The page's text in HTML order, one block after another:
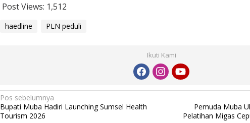
Post Views: 1,512
haedline PLN peduli
Ikuti Kami
N
a
Pos sebelumnya
Bupati Muba Hadiri Launching Sumsel Health
Tourism 2026
Pemuda Muba
Pelatihan Migas